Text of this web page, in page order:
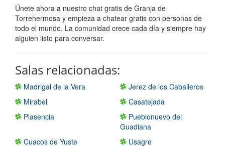
Únete ahora a nuestro chat gratis de Granja de
Torrehermosa y empieza a chatear gratis con personas de
todo el mundo. La comunidad crece cada día y siempre hay
alguien listo para conversar.
Salas relacionadas:
Madrigal de la Vera
Jerez de los Caballeros
Mirabel
Casatejada
Plasencia
Pueblonuevo del
Guadiana
Cuacos de Yuste
Usagre